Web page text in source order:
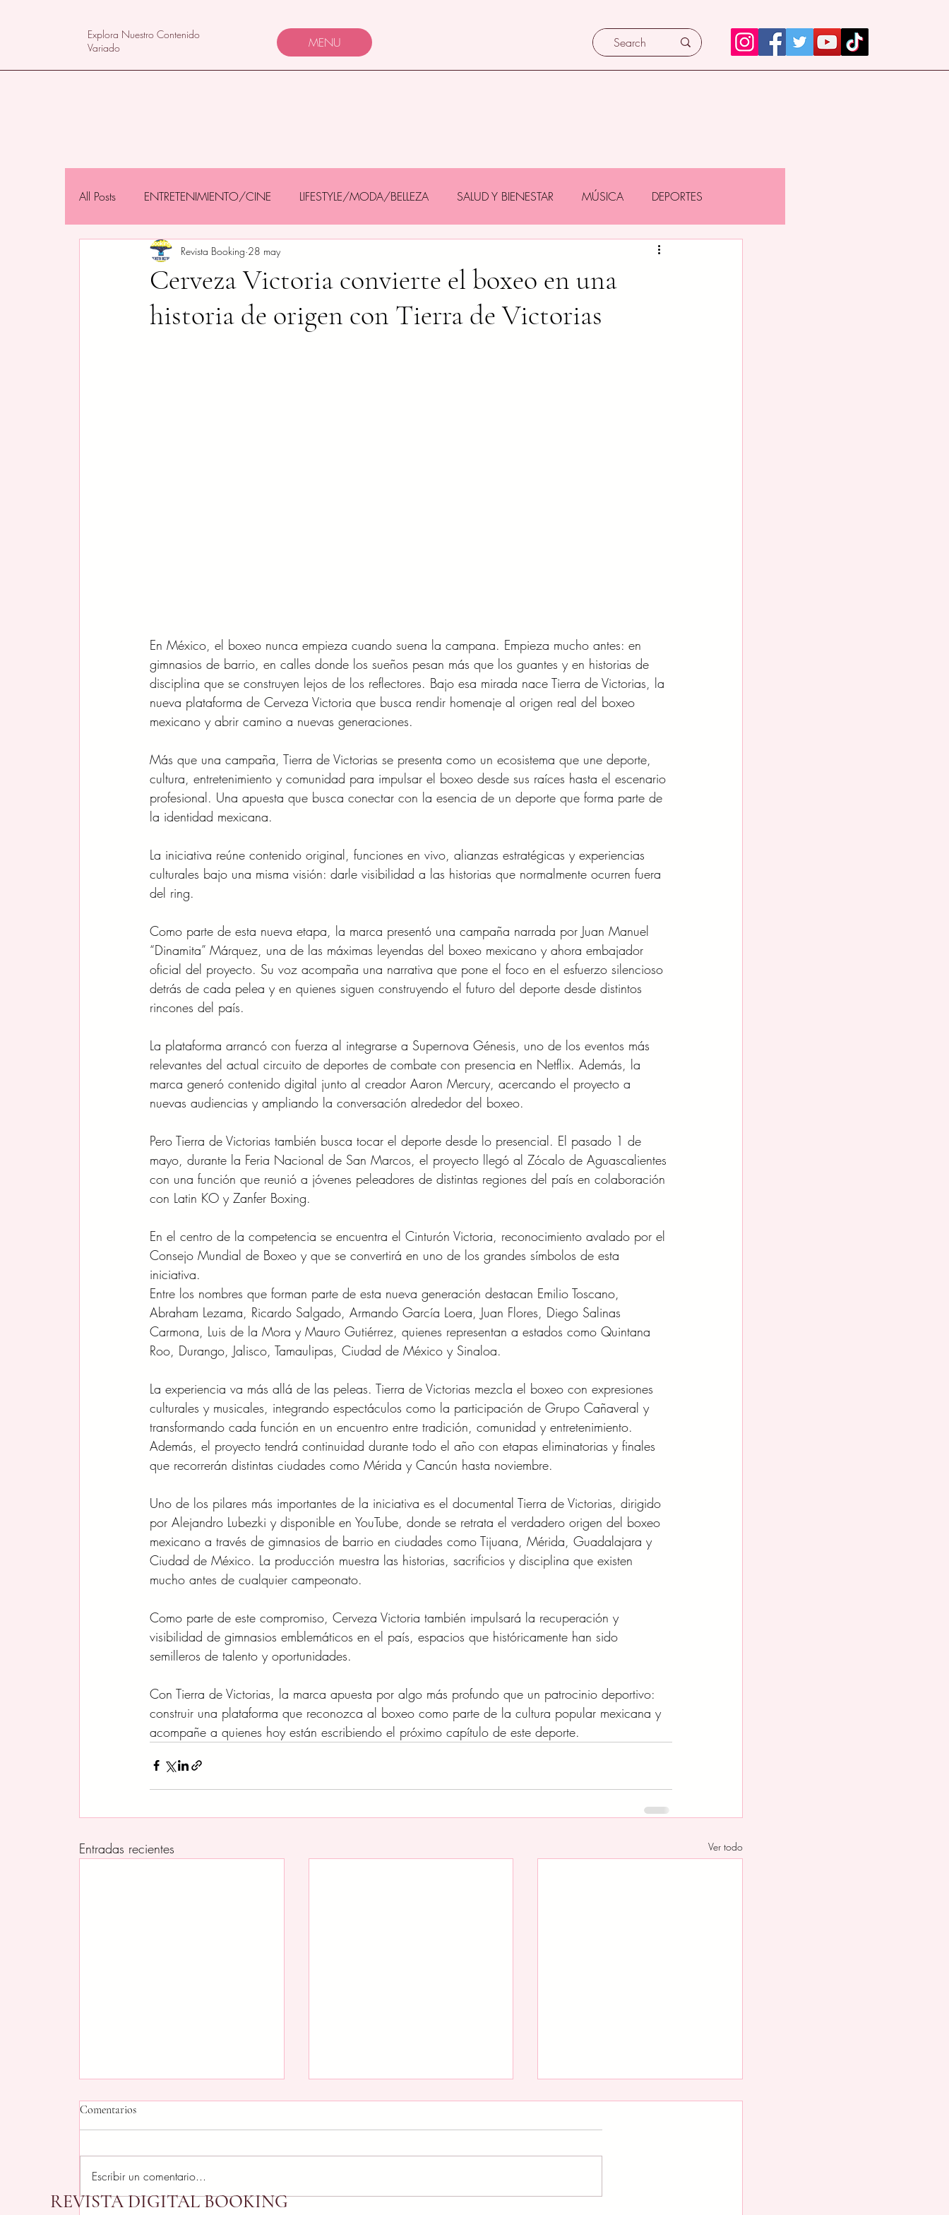
Explora Nuestro Contenido
Variado
MENU
All Posts ENTRETENIMIENTO/CINE LIFESTYLE/MODA/BELLEZA SALUD Y BIENESTAR MÚSICA DEPORTES
NEGOCIOS/TECNOLOGÍA MAMÁS Y BEBÉS
Cerveza Victoria convierte el boxeo en una
historia de origen con Tierra de Victorias
Revista Booking 28 may
En México, el boxeo nunca empieza cuando suena la campana. Empieza mucho antes: en
gimnasios de barrio, en calles donde los sueños pesan más que los guantes y en historias de
disciplina que se construyen lejos de los reflectores. Bajo esa mirada nace Tierra de Victorias, la
nueva plataforma de Cerveza Victoria que busca rendir homenaje al origen real del boxeo
mexicano y abrir camino a nuevas generaciones.
Más que una campaña, Tierra de Victorias se presenta como un ecosistema que une deporte,
cultura, entretenimiento y comunidad para impulsar el boxeo desde sus raíces hasta el escenario
profesional. Una apuesta que busca conectar con la esencia de un deporte que forma parte de
la identidad mexicana.
La iniciativa reúne contenido original, funciones en vivo, alianzas estratégicas y experiencias
culturales bajo una misma visión: darle visibilidad a las historias que normalmente ocurren fuera
del ring.
Como parte de esta nueva etapa, la marca presentó una campaña narrada por Juan Manuel
“Dinamita” Márquez, una de las máximas leyendas del boxeo mexicano y ahora embajador
oficial del proyecto. Su voz acompaña una narrativa que pone el foco en el esfuerzo silencioso
detrás de cada pelea y en quienes siguen construyendo el futuro del deporte desde distintos
rincones del país.
La plataforma arrancó con fuerza al integrarse a Supernova Génesis, uno de los eventos más
relevantes del actual circuito de deportes de combate con presencia en Netflix. Además, la
marca generó contenido digital junto al creador Aaron Mercury, acercando el proyecto a
nuevas audiencias y ampliando la conversación alrededor del boxeo.
Pero Tierra de Victorias también busca tocar el deporte desde lo presencial. El pasado 1 de
mayo, durante la Feria Nacional de San Marcos, el proyecto llegó al Zócalo de Aguascalientes
con una función que reunió a jóvenes peleadores de distintas regiones del país en colaboración
con Latin KO y Zanfer Boxing.
En el centro de la competencia se encuentra el Cinturón Victoria, reconocimiento avalado por el
Consejo Mundial de Boxeo y que se convertirá en uno de los grandes símbolos de esta
iniciativa.
Entre los nombres que forman parte de esta nueva generación destacan Emilio Toscano,
Abraham Lezama, Ricardo Salgado, Armando García Loera, Juan Flores, Diego Salinas
Carmona, Luis de la Mora y Mauro Gutiérrez, quienes representan a estados como Quintana
Roo, Durango, Jalisco, Tamaulipas, Ciudad de México y Sinaloa.
La experiencia va más allá de las peleas. Tierra de Victorias mezcla el boxeo con expresiones
culturales y musicales, integrando espectáculos como la participación de Grupo Cañaveral y
transformando cada función en un encuentro entre tradición, comunidad y entretenimiento.
Además, el proyecto tendrá continuidad durante todo el año con etapas eliminatorias y finales
que recorrerán distintas ciudades como Mérida y Cancún hasta noviembre.
Uno de los pilares más importantes de la iniciativa es el documental Tierra de Victorias, dirigido
por Alejandro Lubezki y disponible en YouTube, donde se retrata el verdadero origen del boxeo
mexicano a través de gimnasios de barrio en ciudades como Tijuana, Mérida, Guadalajara y
Ciudad de México. La producción muestra las historias, sacrificios y disciplina que existen
mucho antes de cualquier campeonato.
Como parte de este compromiso, Cerveza Victoria también impulsará la recuperación y
visibilidad de gimnasios emblemáticos en el país, espacios que históricamente han sido
semilleros de talento y oportunidades.
Con Tierra de Victorias, la marca apuesta por algo más profundo que un patrocinio deportivo:
construir una plataforma que reconozca al boxeo como parte de la cultura popular mexicana y
acompañe a quienes hoy están escribiendo el próximo capítulo de este deporte.
Entradas recientes Ver todo
Comentarios
Escribir un comentario...
REVISTA DIGITAL BOOKING